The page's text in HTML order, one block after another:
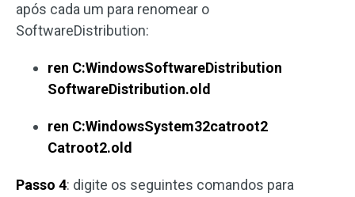
após cada um para renomear o
SoftwareDistribution:
ren C:WindowsSoftwareDistribution
SoftwareDistribution.old
ren C:WindowsSystem32catroot2
Catroot2.old
Passo 4: digite os seguintes comandos para